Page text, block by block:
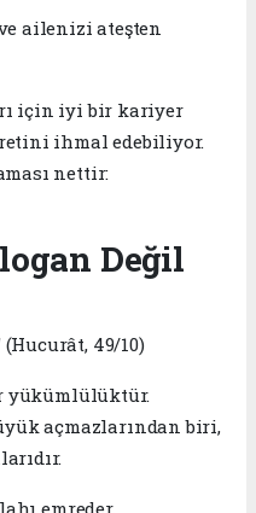
ailenizi ateşten
için iyi bir kariyer
ihmal edebiliyor.
nettir:
Değil
49/10)
yükümlülüktür.
açmazlarından biri,